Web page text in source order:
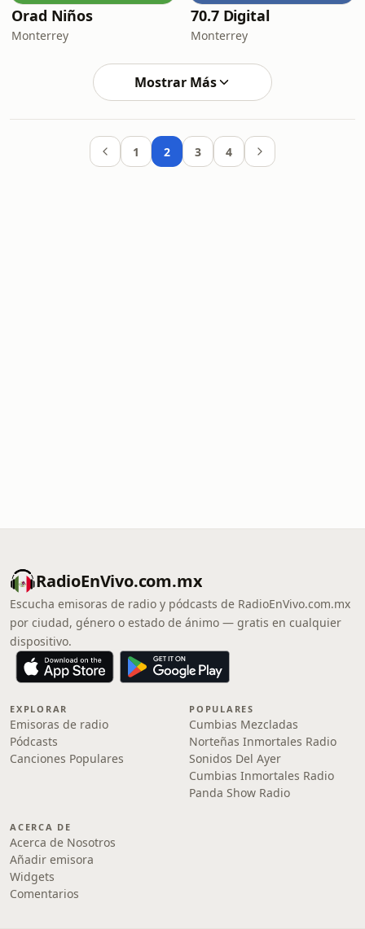
Orad Niños
Monterrey
70.7 Digital
Monterrey
Mostrar Más
1 2 3 4
RadioEnVivo.com.mx
Escucha emisoras de radio y pódcasts de RadioEnVivo.com.mx
por ciudad, género o estado de ánimo — gratis en cualquier
dispositivo.
EXPLORAR
Emisoras de radio
Pódcasts
Canciones Populares
POPULARES
Cumbias Mezcladas
Norteñas Inmortales Radio
Sonidos Del Ayer
Cumbias Inmortales Radio
Panda Show Radio
ACERCA DE
Acerca de Nosotros
Añadir emisora
Widgets
Comentarios